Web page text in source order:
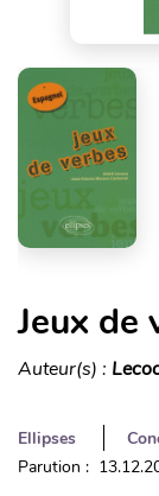
Jeux de
Auteur(s) :
Ellipses
Parution :